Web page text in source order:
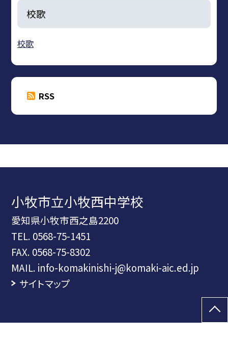
校歌
校歌
RSS
小牧市立小牧西中学校
愛知県小牧市西之島2200
TEL. 0568-75-1451
FAX. 0568-75-8302
MAIL. info-komakinishi-j@komaki-aic.ed.jp
サイトマップ